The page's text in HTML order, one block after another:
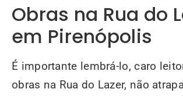
Obras na Rua do
em Pirenópolis
É importante lembrá-lo, caro
obras na Rua do Lazer, não